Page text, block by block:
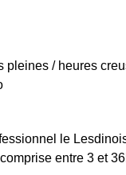
pleines / heures
le
entre 3 et